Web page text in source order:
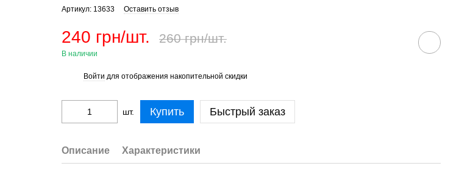
Артикул: 13633 Оставить отзыв
240 грн/шт. 260 грн/шт.
В наличии
Войти для отображения накопительной скидки
шт. Купить Быстрый заказ
Описание Характеристики